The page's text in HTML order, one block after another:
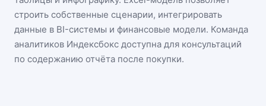
строить собственные сценарии, интегрировать
данные в BI-системы и финансовые модели. Команда
аналитиков Индексбокс доступна для консультаций
по содержанию отчёта после покупки.